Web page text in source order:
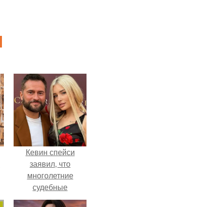
Кевин спейси
заявил, что
многолетние
судебные
разбирательства